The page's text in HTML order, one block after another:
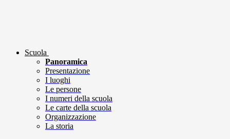
Scuola
Panoramica
Presentazione
I luoghi
Le persone
I numeri della scuola
Le carte della scuola
Organizzazione
La storia